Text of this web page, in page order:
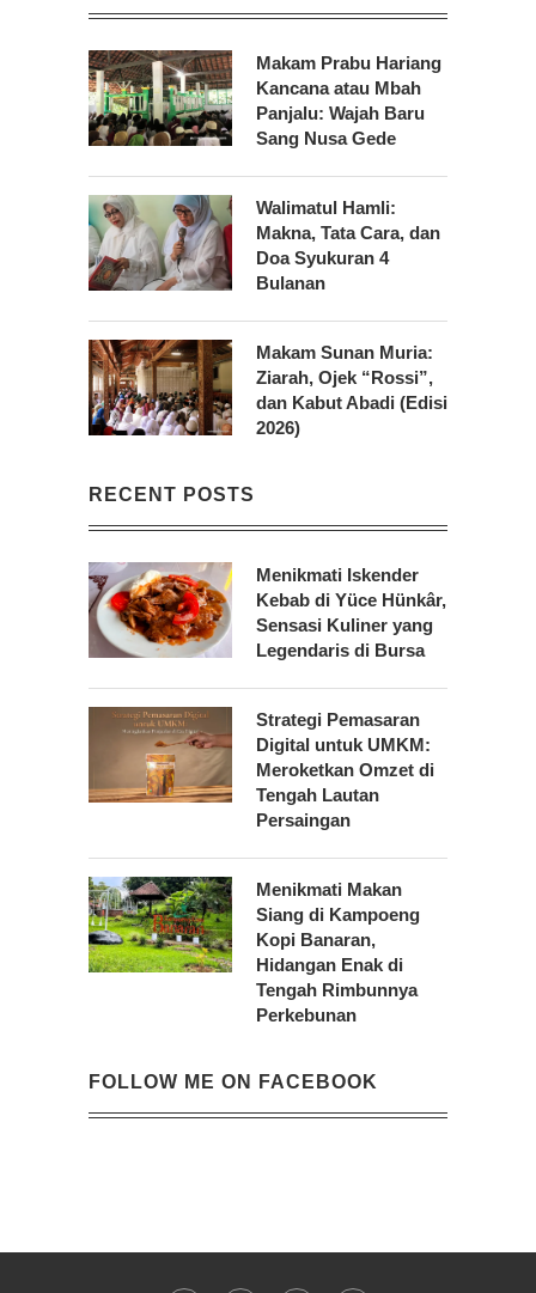
Makam Prabu Hariang
Kancana atau Mbah
Panjalu: Wajah Baru
Sang Nusa Gede
Walimatul Hamli:
Makna, Tata Cara, dan
Doa Syukuran 4
Bulanan
Makam Sunan Muria:
Ziarah, Ojek “Rossi”,
dan Kabut Abadi (Edisi
2026)
RECENT POSTS
Menikmati Iskender
Kebab di Yüce Hünkâr,
Sensasi Kuliner yang
Legendaris di Bursa
Strategi Pemasaran
Digital untuk UMKM:
Meroketkan Omzet di
Tengah Lautan
Persaingan
Menikmati Makan
Siang di Kampoeng
Kopi Banaran,
Hidangan Enak di
Tengah Rimbunnya
Perkebunan
FOLLOW ME ON FACEBOOK